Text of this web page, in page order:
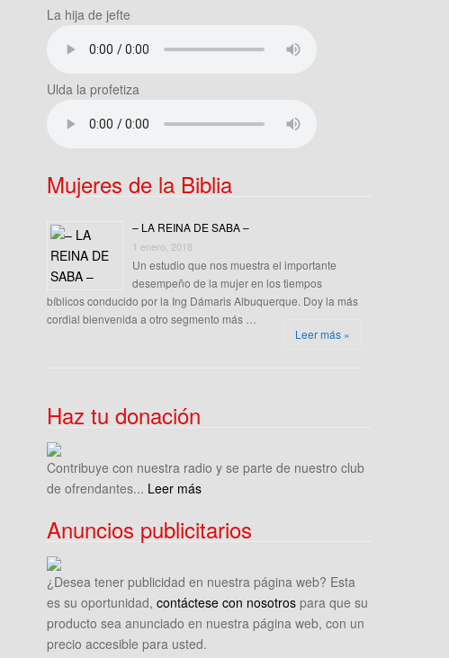
La hija de jefte
Ulda la profetiza
Mujeres de la Biblia
– LA REINA DE SABA –
1 enero, 2018
Un estudio que nos muestra el importante
desempeño de la mujer en los tiempos
bíblicos conducido por la Ing Dámaris Albuquerque. Doy la más
cordial bienvenida a otro segmento más …
Leer más »
Haz tu donación
Contribuye con nuestra radio y se parte de nuestro club
de ofrendantes... Leer más
Anuncios publicitarios
¿Desea tener publicidad en nuestra página web? Esta
es su oportunidad, contáctese con nosotros para que su
producto sea anunciado en nuestra página web, con un
precio accesible para usted.